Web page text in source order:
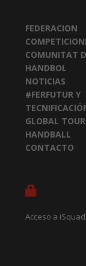
FEDERACION
COMUNITAT
HANDBOL
NOTICIAS
#FERFUTUR Y
GLOBAL
HANDBALL
CONTACTO
Acceso a iSquad